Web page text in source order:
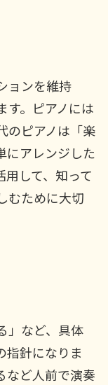
ョンを維持
す。ピアノには
のピアノは「楽
にアレンジした
して、知って
むために大切
など、具体
指針になりま
など人前で演奏